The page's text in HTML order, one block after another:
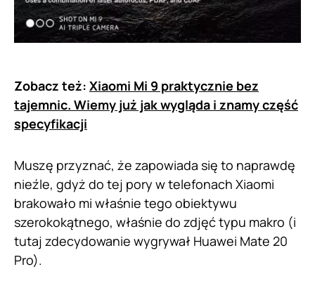
Zobacz też: Xiaomi Mi 9 praktycznie bez
tajemnic. Wiemy już jak wygląda i znamy część
specyfikacji
Muszę przyznać, że zapowiada się to naprawdę
nieźle, gdyż do tej pory w telefonach Xiaomi
brakowało mi właśnie tego obiektywu
szerokokątnego, właśnie do zdjęć typu makro (i
tutaj zdecydowanie wygrywał Huawei Mate 20
Pro).